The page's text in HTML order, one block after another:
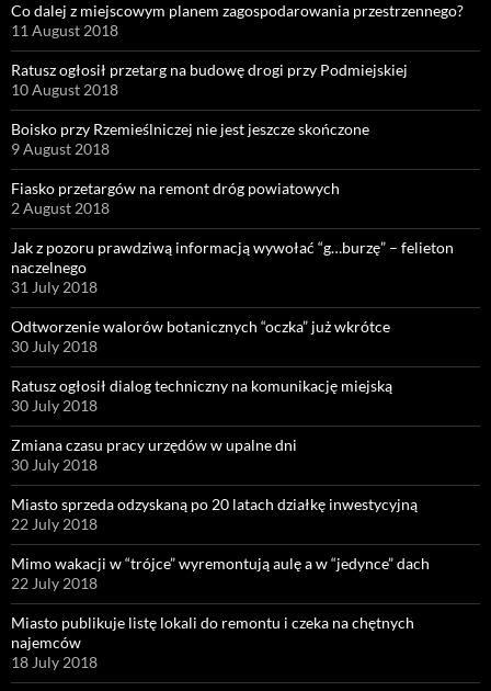
Co dalej z miejscowym planem zagospodarowania przestrzennego?
11 August 2018
Ratusz ogłosił przetarg na budowę drogi przy Podmiejskiej
10 August 2018
Boisko przy Rzemieślniczej nie jest jeszcze skończone
9 August 2018
Fiasko przetargów na remont dróg powiatowych
2 August 2018
Jak z pozoru prawdziwą informacją wywołać “g…burzę” – felieton
naczelnego
31 July 2018
Odtworzenie walorów botanicznych “oczka” już wkrótce
30 July 2018
Ratusz ogłosił dialog techniczny na komunikację miejską
30 July 2018
Zmiana czasu pracy urzędów w upalne dni
30 July 2018
Miasto sprzeda odzyskaną po 20 latach działkę inwestycyjną
22 July 2018
Mimo wakacji w “trójce” wyremontują aulę a w “jedynce” dach
22 July 2018
Miasto publikuje listę lokali do remontu i czeka na chętnych
najemców
18 July 2018